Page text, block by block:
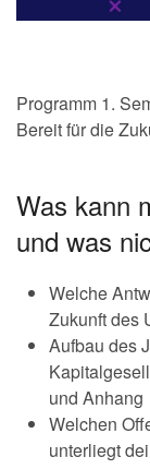
Programm 1.
Bereit für die
Was kann
und was
Welche
Zukunft des
Aufbau des
und Anhang
Welchen
unterliegt